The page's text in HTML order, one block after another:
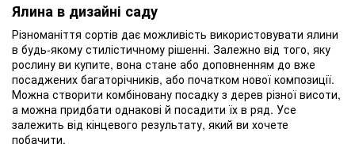
Ялина в дизайні саду
Різноманіття сортів дає можливість використовувати ялини
в будь-якому стилістичному рішенні. Залежно від того, яку
рослину ви купите, вона стане або доповненням до вже
посаджених багаторічників, або початком нової композиції.
Можна створити комбіновану посадку з дерев різної висоти,
а можна придбати однакові й посадити їх в ряд. Усе
залежить від кінцевого результату, який ви хочете
побачити.